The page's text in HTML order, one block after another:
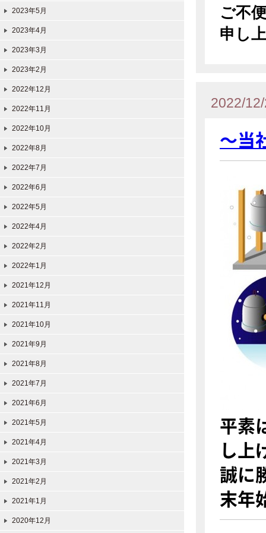
ご不
申し
2022/
～当
平素
し上
誠に
末年
2023年5月
2023年4月
2023年3月
2023年2月
2022年12月
2022年11月
2022年10月
2022年8月
2022年7月
2022年6月
2022年5月
2022年4月
2022年2月
2022年1月
2021年12月
2021年11月
2021年10月
2021年9月
2021年8月
2021年7月
2021年6月
2021年5月
2021年4月
2021年3月
2021年2月
2021年1月
2020年12月